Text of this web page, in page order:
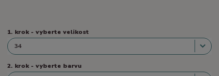
1. krok - vyberte velikost
2. krok - vyberte barvu